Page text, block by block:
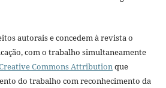
autorais e concedem à revista o
com o trabalho simultaneamente
Commons Attributionque
do trabalho com reconhecimento da